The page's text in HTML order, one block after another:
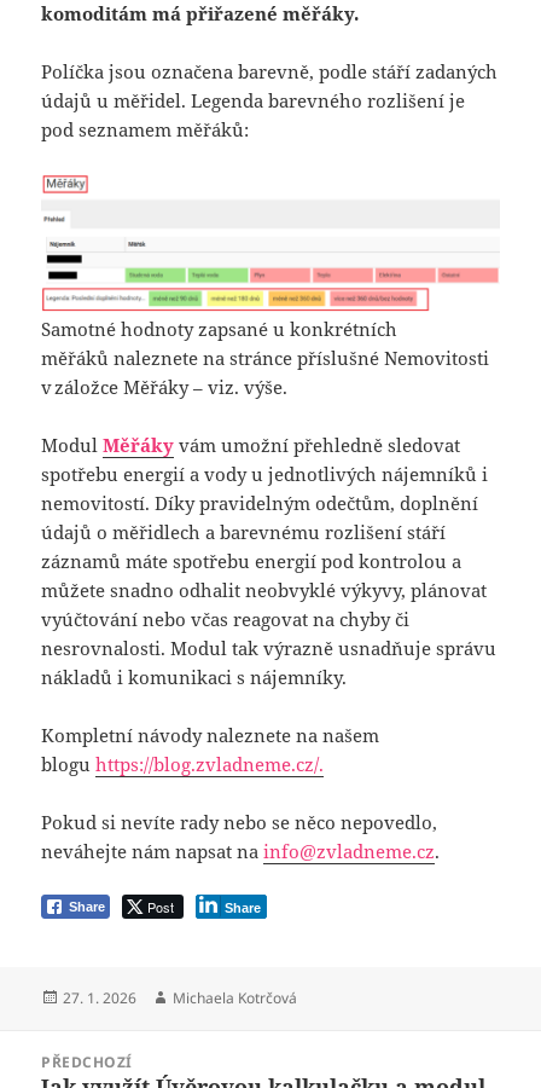
komoditám má přiřazené měřáky.
Políčka jsou označena barevně, podle stáří zadaných
údajů u měřidel. Legenda barevného rozlišení je
pod seznamem měřáků:
Samotné hodnoty zapsané u konkrétních
měřáků naleznete na stránce příslušné Nemovitosti
v záložce Měřáky – viz. výše.
ModulMěřáky vám umožní přehledně sledovat
spotřebu energií a vody u jednotlivých nájemníků i
nemovitostí. Díky pravidelným odečtům, doplnění
údajů o měřidlech a barevnému rozlišení stáří
záznamů máte spotřebu energií pod kontrolou a
můžete snadno odhalit neobvyklé výkyvy, plánovat
vyúčtování nebo včas reagovat na chyby či
nesrovnalosti. Modul tak výrazně usnadňuje správu
nákladů i komunikaci s nájemníky.
Kompletní návody naleznete na našem
bloguhttps://blog.zvladneme.cz/.
Pokud si nevíte rady nebo se něco nepovedlo,
neváhejte nám napsat nainfo@zvladneme.cz.
Share Post Share
Publikováno:
27. 1. 2026 Autor:
Michaela Kotrčová
PŘEDCHOZÍ